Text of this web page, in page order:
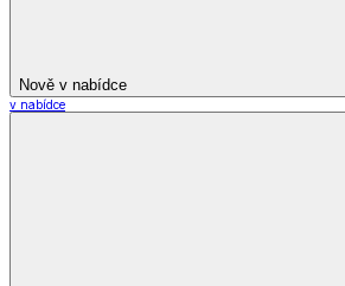
Nově v nabídce
v nabídce